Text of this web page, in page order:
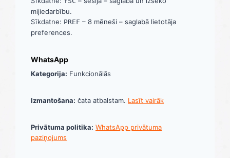
mijiedarbību.
Sīkdatne: PREF – 8 mēneši – saglabā lietotāja
preferences.
WhatsApp
Kategorija: Funkcionālās
Izmantošana: čata atbalstam. Lasīt vairāk
Privātuma politika: WhatsApp privātuma
paziņojums